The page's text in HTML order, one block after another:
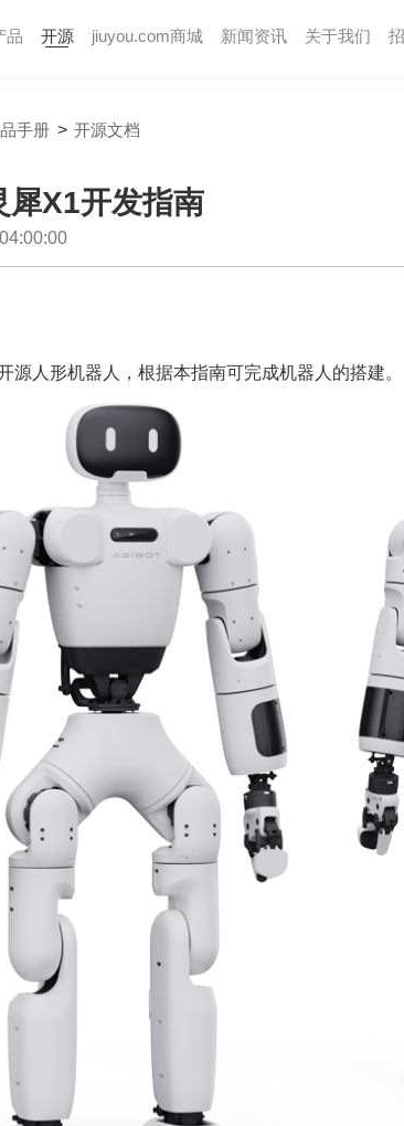
品 开源 jiuyou.com商城 新闻资讯 关于我们
手册 > 开源文档
X1开发指南
源人形机器人，根据本指南可完成机器人的搭建。